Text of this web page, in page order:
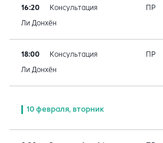
16:20 Консультация ПР
Ли Донхён
18:00 Консультация ПР
Ли Донхён
10 февраля, вторник